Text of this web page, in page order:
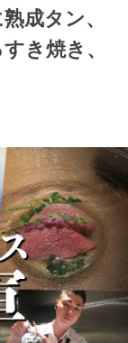
成タン、
き焼き、